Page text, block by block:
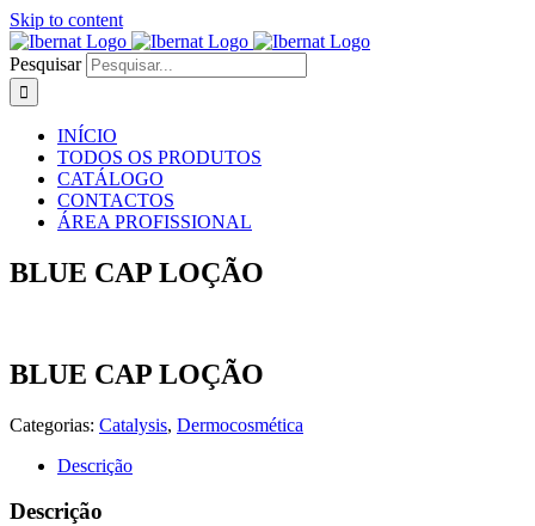
Skip to content
Pesquisar
INÍCIO
TODOS OS PRODUTOS
CATÁLOGO
CONTACTOS
ÁREA PROFISSIONAL
BLUE CAP LOÇÃO
BLUE CAP LOÇÃO
Categorias: Catalysis, Dermocosmética
Descrição
Descrição